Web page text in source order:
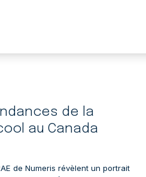
de la
au Canada
de Numeris révèlent un portrait